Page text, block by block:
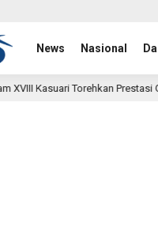
News Nasional
Gemilang 9 jam lalu